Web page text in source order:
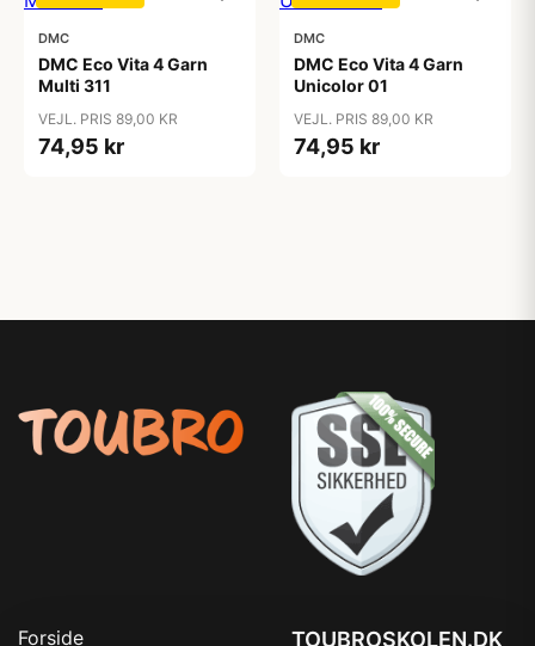
DMC
DMC Eco Vita 4 Garn
Multi 311
VEJL. PRIS 89,00 KR
74,95 kr
DMC
DMC Eco Vita 4 Garn
Unicolor 01
VEJL. PRIS 89,00 KR
74,95 kr
Forside TOUBROSKOLEN.DK